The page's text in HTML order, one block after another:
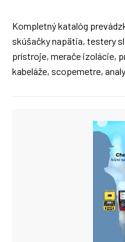
Kompletný katalóg
skúšačky napätia, testery
prístroje, merače izolácie,
kabeláže, scopemetre,